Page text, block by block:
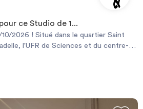
ce Studio de 1...
2026 ! Situé dans le quartier Saint
l'UFR de Sciences et du centre-
à la location ce charmant studio refait
un coin cuisine, un séjour, une salle
est individuel électrique.
contacter au 03.22.91.36.15 ou